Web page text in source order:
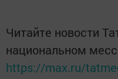
Читайте новости
национальном
https://max.ru/